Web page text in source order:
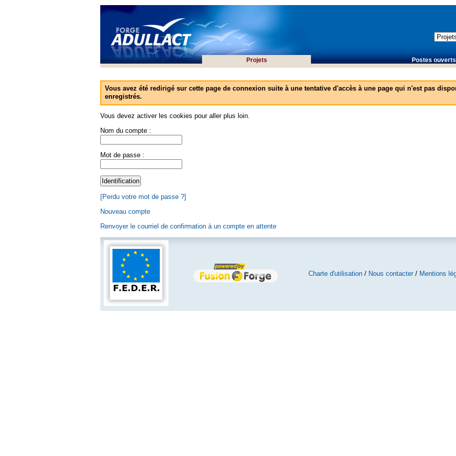
Projets Postes
Vous avez été redirigé sur cette page de connexion suite à une tentative d'accès à une page qui n'est pas
enregistrés.
Vous devez activer les cookies pour aller plus loin.
Nom du compte :
Mot de passe :
[Perdu votre mot de passe ?]
Nouveau compte
Renvoyer le courriel de confirmation à un compte en attente
Charte d'utilisation/ Nous contacter/ Mentions